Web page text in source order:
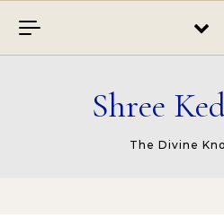
Shree
The Divine